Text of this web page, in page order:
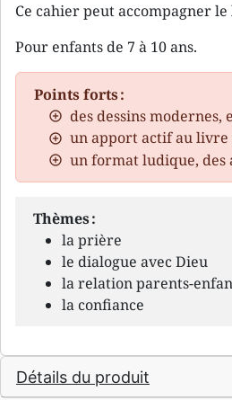
Ce cahier peut accompagner le
Pour enfants de 7 à 10 ans.
Points forts :
des dessins modernes,
un apport actif au
un format ludique, des
Thèmes :
la prière
le dialogue avec Dieu
la relation parents-
la confiance
Détails du produit